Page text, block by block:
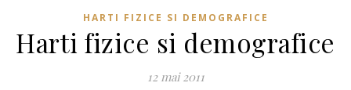
HARTI FIZICE SI DEMOGRAFICE
Harti fizice si demografice
12 mai 2011